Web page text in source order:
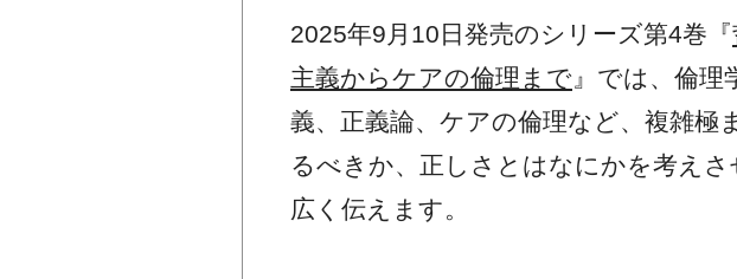
2025年9月10日発売のシリーズ第4巻『
主義からケアの倫理まで 』では、倫理
義、正義論、ケアの倫理など、複雑極
るべきか、正しさとはなにかを考え
広く伝えます。